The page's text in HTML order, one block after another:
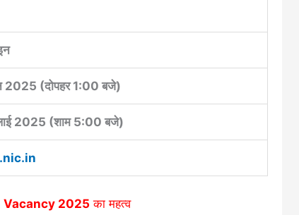
2025 (दोपहर 1:00 बजे)
2025 (शाम 5:00 बजे)
Vacancy 2025 का महत्व